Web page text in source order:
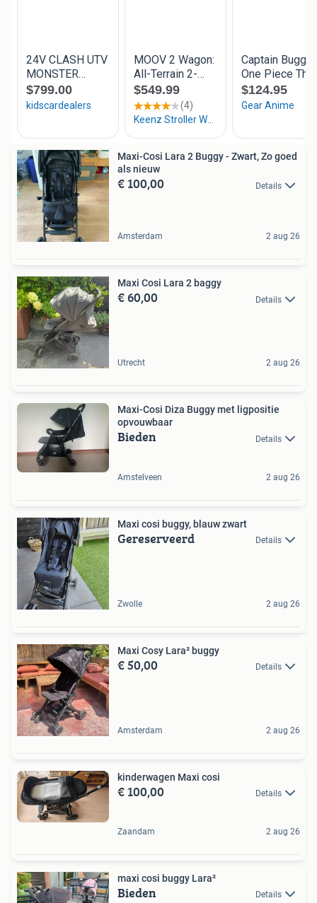
Maxi-Cosi Lara 2 Buggy - Zwart, Zo goed
als nieuw
€ 100,00 Details
Amsterdam 2 aug 26
Maxi Cosi Lara 2 baggy
€ 60,00 Details
Utrecht 2 aug 26
Maxi-Cosi Diza Buggy met ligpositie
opvouwbaar
Bieden Details
Amstelveen 2 aug 26
Maxi cosi buggy, blauw zwart
Gereserveerd Details
Zwolle 2 aug 26
Maxi Cosy Lara² buggy
€ 50,00 Details
Amsterdam 2 aug 26
kinderwagen Maxi cosi
€ 100,00 Details
Zaandam 2 aug 26
maxi cosi buggy Lara²
Bieden Details